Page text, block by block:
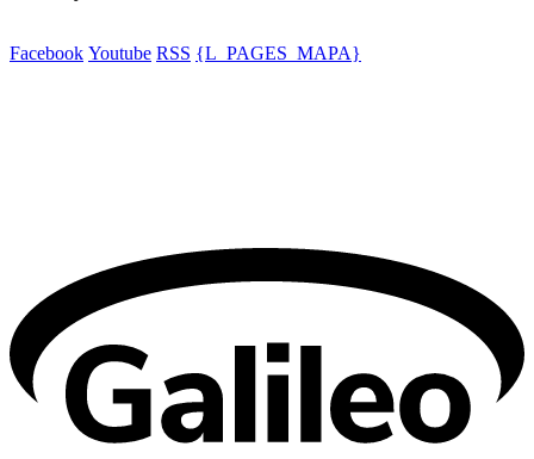
Facebook Youtube RSS {L_PAGES_MAPA}